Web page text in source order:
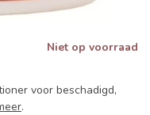
Niet op voorraad
voor beschadigd,
.